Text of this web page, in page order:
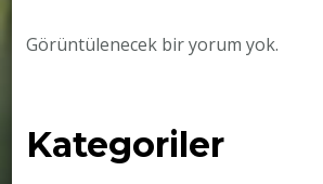
Görüntülenecek bir yorum yok.
Kategoriler